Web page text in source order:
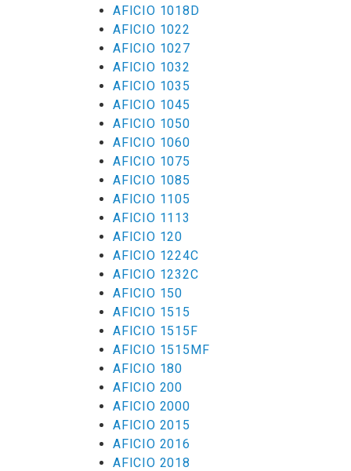
AFICIO 1018D
AFICIO 1022
AFICIO 1027
AFICIO 1032
AFICIO 1035
AFICIO 1045
AFICIO 1050
AFICIO 1060
AFICIO 1075
AFICIO 1085
AFICIO 1105
AFICIO 1113
AFICIO 120
AFICIO 1224C
AFICIO 1232C
AFICIO 150
AFICIO 1515
AFICIO 1515F
AFICIO 1515MF
AFICIO 180
AFICIO 200
AFICIO 2000
AFICIO 2015
AFICIO 2016
AFICIO 2018